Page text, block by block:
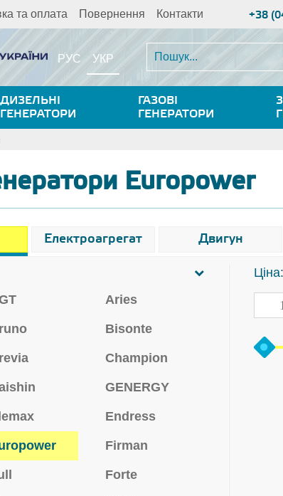
та оплата Повернення Контакти +38
РУС УКР
ДИЗЕЛЬНІ
ГЕНЕРАТОРИ
ГАЗОВІ
ГЕНЕРАТОРИ
Europower
Електроагрегат Двигун
Aries
Bisonte
Champion
GENERGY
Endress
Firman
Forte
Ціна: